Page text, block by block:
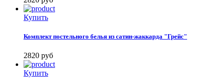
Купить
Комплект постельного белья из сатин-жаккарда "Грейс"
2820 руб
Купить